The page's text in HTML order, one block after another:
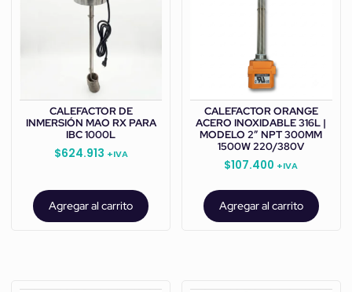
CALEFACTOR DE
INMERSIÓN MAO RX PARA
IBC 1000L
$624.913 +IVA
Agregar al carrito
CALEFACTOR ORANGE
ACERO INOXIDABLE 316L |
MODELO 2” NPT 300MM
1500W 220/380V
$107.400 +IVA
Agregar al carrito